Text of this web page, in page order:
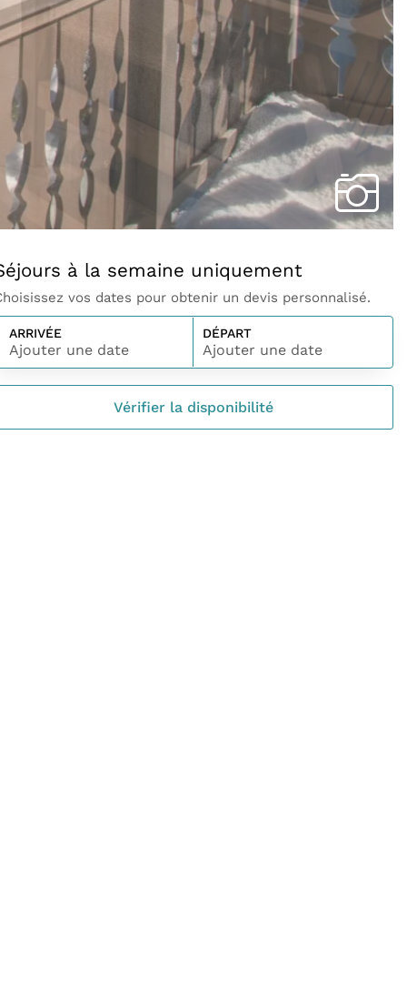
à la semaine uniquement
vos dates pour obtenir un devis personnalisé.
ARRIVÉE
Ajouter une date
DÉPART
Ajouter une date
Vérifier la disponibilité